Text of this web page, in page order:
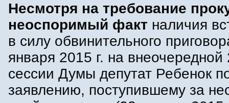
Несмотря на требование
неоспоримый факт наличия
в силу обвинительного
января 2015 г. на внеочередной
сессии Думы депутат Ребенок
заявлению, поступившему за